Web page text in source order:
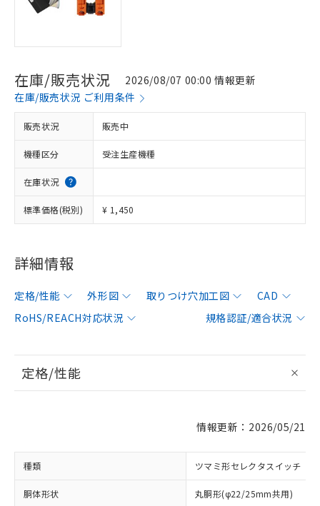
在庫/販売状況
2026/08/07 00:00 情報更新
在庫/販売状況 ご利用条件
販売状況 販売中
機種区分 受注生産機種
在庫状況
標準価格(税別) ¥ 1,450
詳細情報
定格/性能 外形図 取りつけ穴加工図
CAD
RoHS/REACH対応状況
規格認証/適合状況
定格/性能
情報更新：2026/05/21
種類 ツマミ形セレクタスイッチ
胴体形状 丸胴形(φ22/25mm共用)